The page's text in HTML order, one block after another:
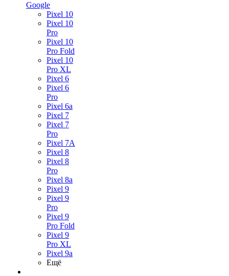
Google
Pixel 10
Pixel 10
Pro
Pixel 10
Pro Fold
Pixel 10
Pro XL
Pixel 6
Pixel 6
Pro
Pixel 6a
Pixel 7
Pixel 7
Pro
Pixel 7A
Pixel 8
Pixel 8
Pro
Pixel 8a
Pixel 9
Pixel 9
Pro
Pixel 9
Pro Fold
Pixel 9
Pro XL
Pixel 9a
Ещё